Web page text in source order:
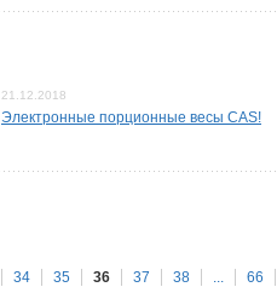
21.12.2018
Электронные порционные весы CAS!
34 35 36 37 38 ... 66